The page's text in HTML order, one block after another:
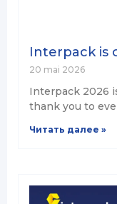
Interpack is
20 mai 2026
Interpack 2026
thank you to
Читать далее »